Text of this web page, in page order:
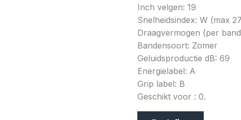
Inch velgen: 19
Snelheidsindex: W (max
Draagvermogen (per
Bandensoort: Zomer
Geluidsproductie dB: 69
Energielabel: A
Grip label: B
Geschikt voor : 0.